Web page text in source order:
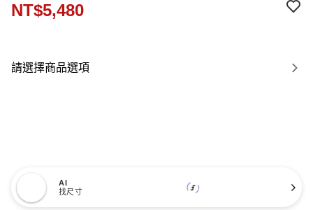
NT$5,480
請選擇商品選項
AI
找尺寸